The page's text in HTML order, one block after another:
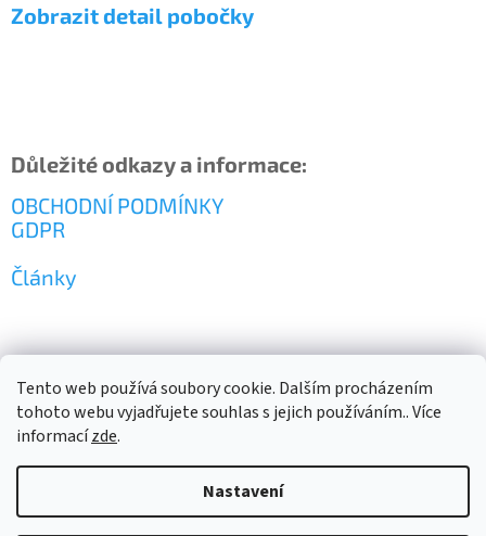
Tento web používá soubory cookie. Dalším procházením
tohoto webu vyjadřujete souhlas s jejich používáním.. Více
informacízde.
Nastavení
Zobrazit detail pobočky
Důležité odkazy a informace:
OBCHODNÍ PODMÍNKY
GDPR
Články